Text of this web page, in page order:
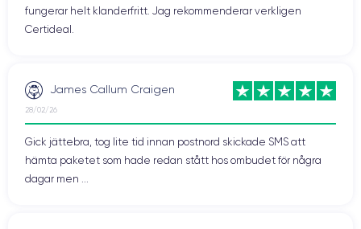
fungerar helt klanderfritt. Jag rekommenderar verkligen
Certideal.
James Callum Craigen
28/02/26
Gick jättebra, tog lite tid innan postnord skickade SMS att
hämta paketet som hade redan stått hos ombudet för några
dagar men ...